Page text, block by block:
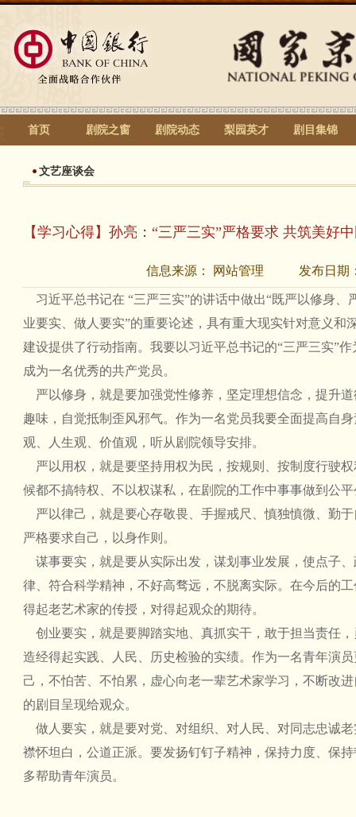
首页 剧院之窗 剧院动态 梨园英才 剧目集锦
文艺座谈会
【学习心得】孙亮：“三严三实”严格要求 共筑美好
信息来源： 网站管理 发布日期
习近平总书记在 “三严三实”的讲话中做出“既严以修身
业要实、做人要实”的重要论述，具有重大现实针对意义和
建设提供了行动指南。我要以习近平总书记的“三严三实”
成为一名优秀的共产党员。
严以修身，就是要加强党性修养，坚定理想信念，提升
趣味，自觉抵制歪风邪气。作为一名党员我要全面提高自
观、人生观、价值观，听从剧院领导安排。
严以用权，就是要坚持用权为民，按规则、按制度行驶
候都不搞特权、不以权谋私，在剧院的工作中事事做到公
严以律己，就是要心存敬畏、手握戒尺、慎独慎微、勤
严格要求自己，以身作则。
谋事要实，就是要从实际出发，谋划事业发展，使点子
律、符合科学精神，不好高骛远，不脱离实际。在今后的
得起老艺术家的传授，对得起观众的期待。
创业要实，就是要脚踏实地、真抓实干，敢于担当责任
造经得起实践、人民、历史检验的实绩。作为一名青年演
己，不怕苦、不怕累，虚心向老一辈艺术家学习，不断改
的剧目呈现给观众。
做人要实，就是要对党、对组织、对人民、对同志忠诚
襟怀坦白，公道正派。要发扬钉钉子精神，保持力度、保
多帮助青年演员。